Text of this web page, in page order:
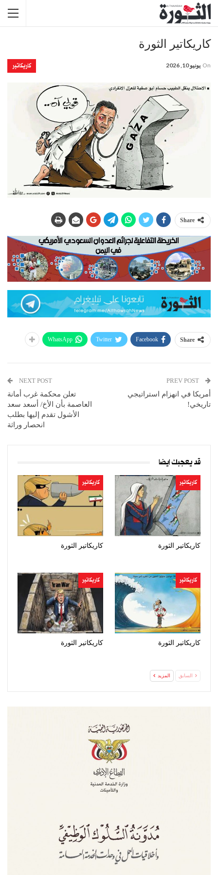
كاريكاتير الثورة
كاريكاتير On يونيو 10, 2026
Share
Share
Facebook
Twitter
WhatsApp
أمريكا في انهزام استراتيجي
تاريخي!
NEXT POST
تعلن محكمة غرب أمانة
العاصمة بأن الأخ/ أسعد سعد
الأشول تقدم إليها بطلب
انحصار وراثة
قد يعجبك ايضا
كاريكاتير
كاريكاتير الثورة
كاريكاتير
كاريكاتير الثورة
كاريكاتير
كاريكاتير الثورة
كاريكاتير
كاريكاتير الثورة
السابق المزيد